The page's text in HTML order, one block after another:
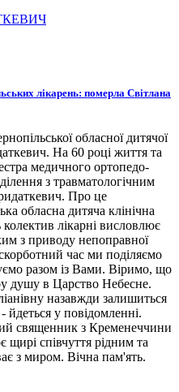
лікарень: померла Світлана
обласної дитячої
На 60 році життя та
медичного ортопедо-
з травматологічним
Про це
обласна дитяча клінічна
колектив лікарні висловлює
з приводу непоправної
час ми поділяємо
разом із Вами. Віримо, що
душу в Царство Небесне.
назавжди залишиться
йдеться у повідомленні.
священник з Кременеччини
співчуття рідним та
з миром. Вічна пам'ять.